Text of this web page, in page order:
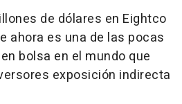
de dólares en Eightco
ahora es una de las pocas
bolsa en el mundo que
exposición indirecta